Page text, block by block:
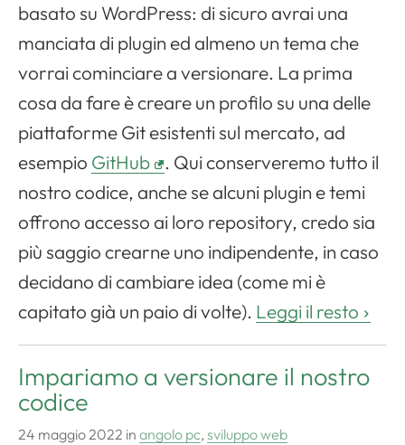
basato su WordPress: di sicuro avrai una
manciata di plugin ed almeno un tema che
vorrai cominciare a versionare. La prima
cosa da fare è creare un profilo su una delle
piattaforme Git esistenti sul mercato, ad
esempio GitHub
. Qui conserveremo tutto il
nostro codice, anche se alcuni plugin e temi
offrono accesso ai loro repository, credo sia
più saggio crearne uno indipendente, in caso
decidano di cambiare idea (come mi è
capitato già un paio di volte). Leggi il resto
Impariamo a versionare il nostro
codice
24 maggio 2022 in angolo pc, sviluppo web